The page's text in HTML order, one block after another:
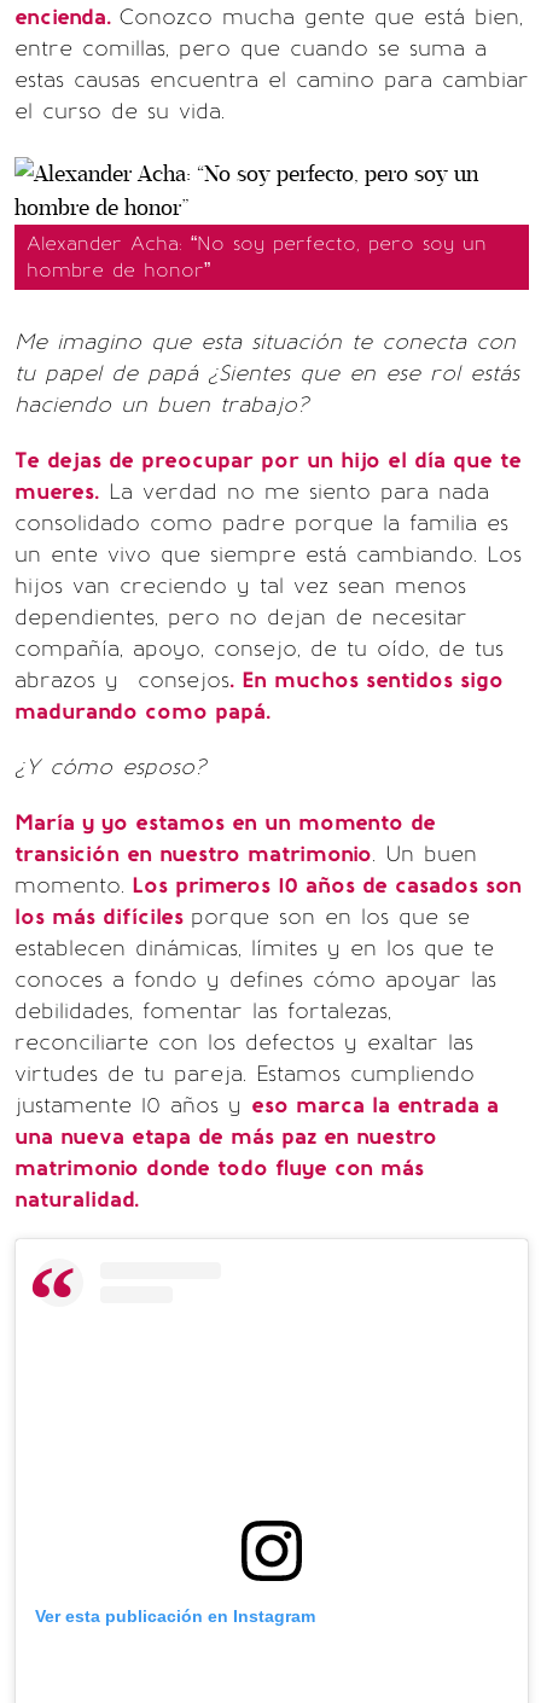
encienda. Conozco mucha gente que está bien,
entre comillas, pero que cuando se suma a
estas causas encuentra el camino para cambiar
el curso de su vida.
Alexander Acha: “No soy perfecto, pero soy un
hombre de honor”
Me imagino que esta situación te conecta con
tu papel de papá ¿Sientes que en ese rol estás
haciendo un buen trabajo?
Te dejas de preocupar por un hijo el día que te
mueres. La verdad no me siento para nada
consolidado como padre porque la familia es
un ente vivo que siempre está cambiando. Los
hijos van creciendo y tal vez sean menos
dependientes, pero no dejan de necesitar
compañía, apoyo, consejo, de tu oído, de tus
abrazos y consejos. En muchos sentidos sigo
madurando como papá.
¿Y cómo esposo?
María y yo estamos en un momento de
transición en nuestro matrimonio. Un buen
momento. Los primeros 10 años de casados son
los más difíciles porque son en los que se
establecen dinámicas, límites y en los que te
conoces a fondo y defines cómo apoyar las
debilidades, fomentar las fortalezas,
reconciliarte con los defectos y exaltar las
virtudes de tu pareja. Estamos cumpliendo
justamente 10 años y eso marca la entrada a
una nueva etapa de más paz en nuestro
matrimonio donde todo fluye con más
naturalidad.
Ver esta publicación en Instagram